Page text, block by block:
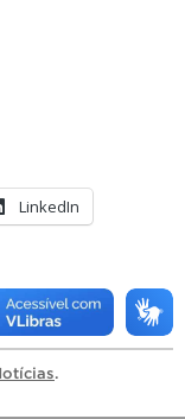
LinkedIn
.